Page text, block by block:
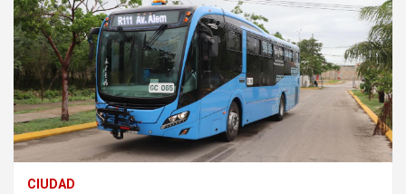
CIUDAD